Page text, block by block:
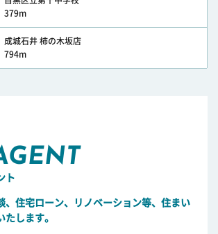
379m
成城石井 柿の木坂店
794m
ト
、住宅ローン、リノベーション等、住まい
たします。